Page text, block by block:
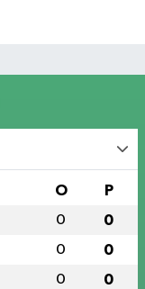
O P
0 0
0 0
0 0